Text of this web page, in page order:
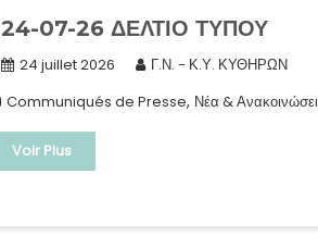
24-07-26 ΔΕΛΤΙΟ ΤΥΠΟΥ
24 juillet 2026
Γ.Ν. - Κ.Υ. ΚΥΘΗΡΩΝ
Communiqués de Presse, Νέα &
Voir Plus